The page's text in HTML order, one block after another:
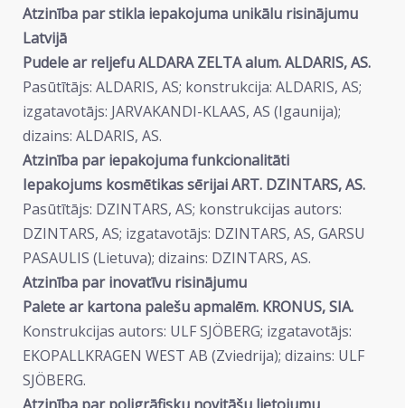
Atzinība par stikla iepakojuma unikālu risinājumu
Latvijā
Pudele ar reljefu ALDARA ZELTA alum. ALDARIS, AS.
Pasūtītājs: ALDARIS, AS; konstrukcija: ALDARIS, AS;
izgatavotājs: JARVAKANDI-KLAAS, AS (Igaunija);
dizains: ALDARIS, AS.
Atzinība par iepakojuma funkcionalitāti
Iepakojums kosmētikas sērijai ART. DZINTARS, AS.
Pasūtītājs: DZINTARS, AS; konstrukcijas autors:
DZINTARS, AS; izgatavotājs: DZINTARS, AS, GARSU
PASAULIS (Lietuva); dizains: DZINTARS, AS.
Atzinība par inovatīvu risinājumu
Palete ar kartona palešu apmalēm. KRONUS, SIA.
Konstrukcijas autors: ULF SJÖBERG; izgatavotājs:
EKOPALLKRAGEN WEST AB (Zviedrija); dizains: ULF
SJÖBERG.